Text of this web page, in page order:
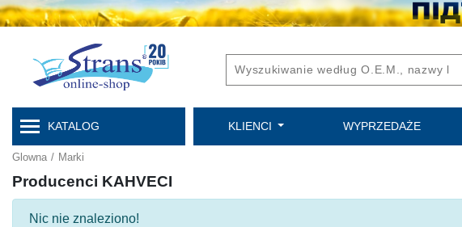
KATALOG KLIENCI WYPRZEDAŻE
Glowna / Marki
Producenci KAHVECI
Nic nie znaleziono!